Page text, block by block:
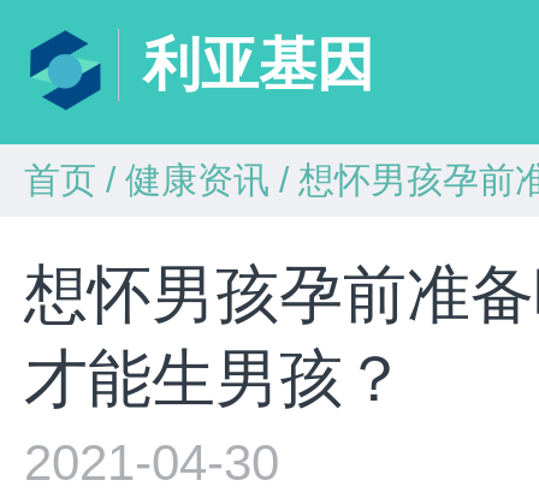
利亚基因
首页 / 健康资讯 / 想怀男孩孕前
想怀男孩孕前准
才能生男孩？
2021-04-30